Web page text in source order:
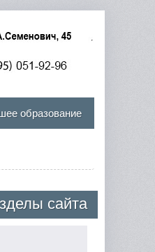
образование
сайта